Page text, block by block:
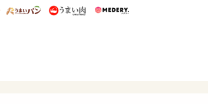
ー特集
うまいめし うまいパン うまい肉